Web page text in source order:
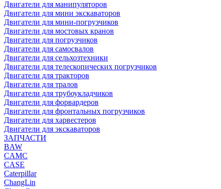
Двигатели для манипуляторов
Двигатели для мини экскаваторов
Двигатели для мини-погрузчиков
Двигатели для мостовых кранов
Двигатели для погрузчиков
Двигатели для самосвалов
Двигатели для сельхозтехники
Двигатели для телескопических погрузчиков
Двигатели для тракторов
Двигатели для тралов
Двигатели для трубоукладчиков
Двигатели для форвардеров
Двигатели для фронтальных погрузчиков
Двигатели для харвестеров
Двигатели для экскаваторов
ЗАПЧАСТИ
BAW
CAMC
CASE
Caterpillar
ChangLin